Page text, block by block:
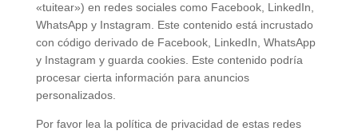
«tuitear») en redes sociales como Facebook, LinkedIn,
WhatsApp y Instagram. Este contenido está incrustado
con código derivado de Facebook, LinkedIn, WhatsApp
y Instagram y guarda cookies. Este contenido podría
procesar cierta información para anuncios
personalizados.
Por favor lea la política de privacidad de estas redes